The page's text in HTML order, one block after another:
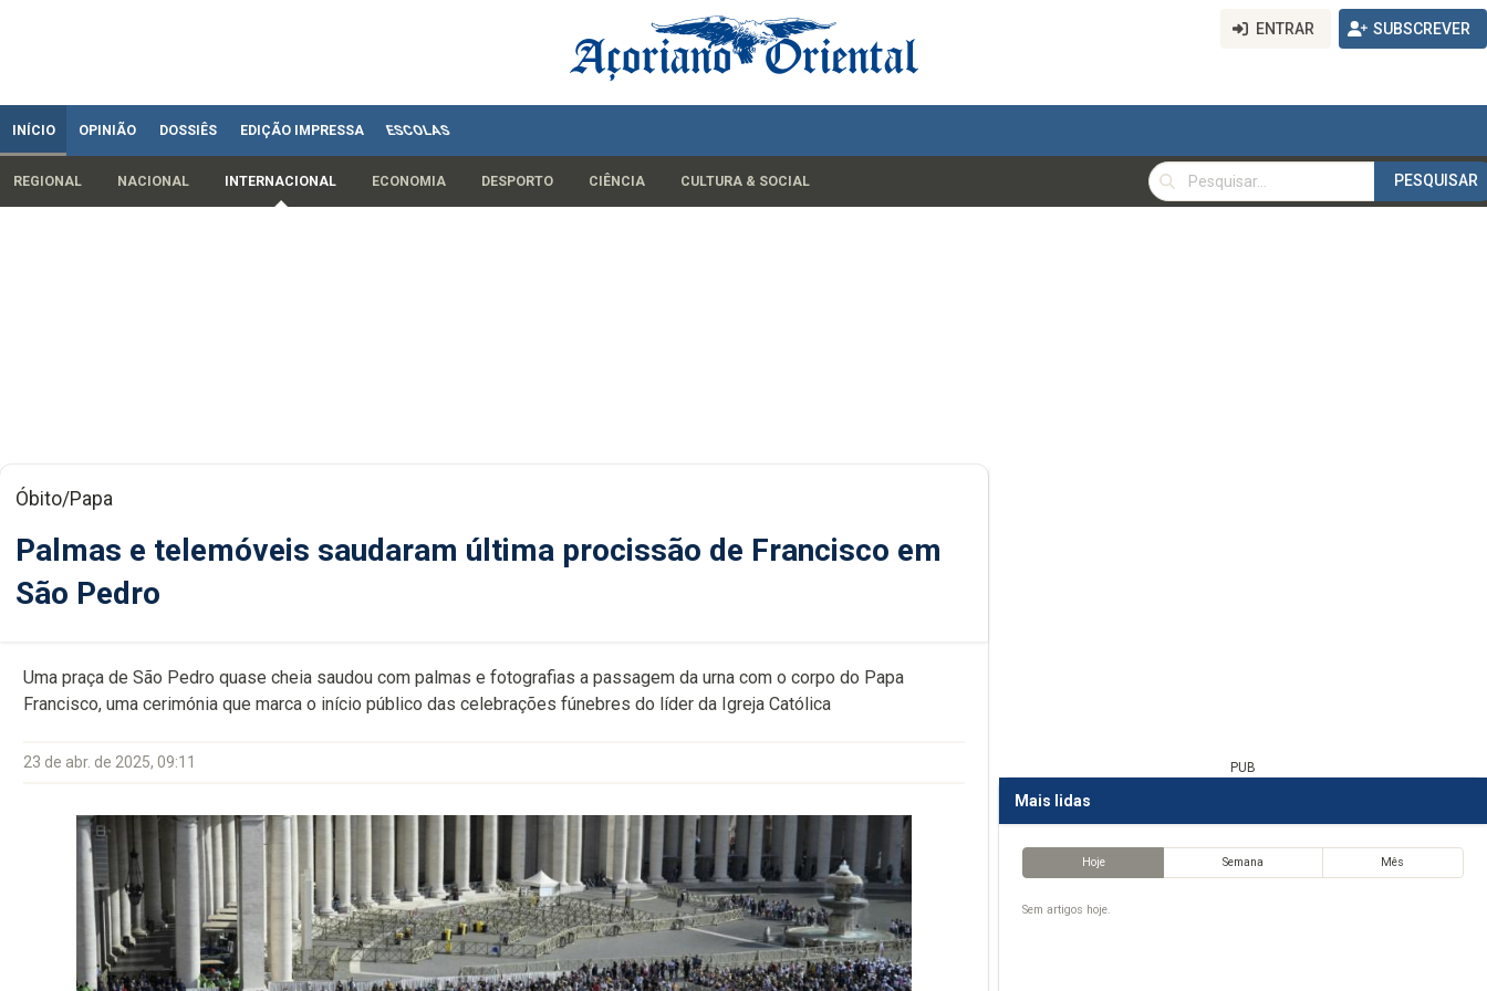
ENTRAR SUBSCREVER
INÍCIO OPINIÃO DOSSIÊS EDIÇÃO IMPRESSA ESCOLAS
REGIONAL NACIONAL INTERNACIONAL ECONOMIA DESPORTO CIÊNCIA CULTURA & SOCIAL
PESQUISAR
PESQUISAR
Óbito/Papa
Palmas e telemóveis saudaram última procissão de Francisco em
São Pedro
Uma praça de São Pedro quase cheia saudou com palmas e fotografias a passagem da urna com o corpo do Papa
Francisco, uma cerimónia que marca o início público das celebrações fúnebres do líder da Igreja Católica
23 de abr. de 2025, 09:11 PUB
Mais lidas
Hoje Semana Mês
Sem artigos hoje.